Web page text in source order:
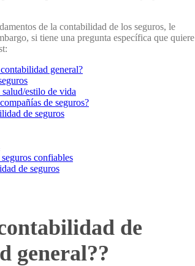
de la contabilidad de los seguros, le
si tiene una pregunta específica que quiere
general?
salud/estilo de vida
de seguros?
de seguros
confiables
de seguros
de
general??